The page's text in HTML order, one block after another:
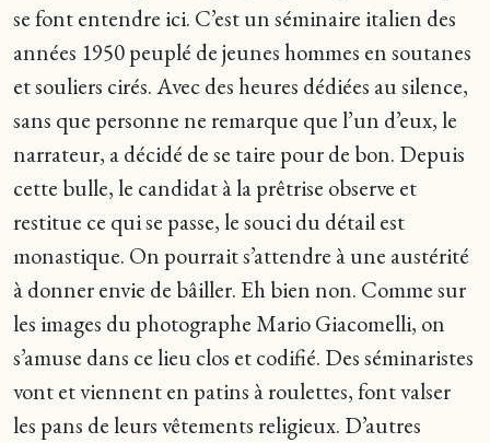
se font entendre ici. C’est un séminaire italien des
années 1950 peuplé de jeunes hommes en soutanes
et souliers cirés. Avec des heures dédiées au silence,
sans que personne ne remarque que l’un d’eux, le
narrateur, a décidé de se taire pour de bon. Depuis
cette bulle, le candidat à la prêtrise observe et
restitue ce qui se passe, le souci du détail est
monastique. On pourrait s’attendre à une austérité
à donner envie de bâiller. Eh bien non. Comme sur
les images du photographe Mario Giacomelli, on
s’amuse dans ce lieu clos et codifié. Des séminaristes
vont et viennent en patins à roulettes, font valser
les pans de leurs vêtements religieux. D’autres